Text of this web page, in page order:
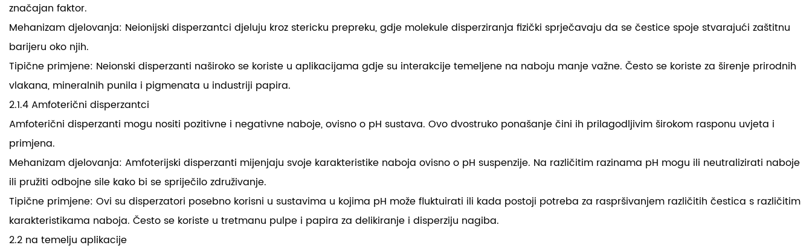
značajan faktor.
Mehanizam djelovanja: Neionijski disperzantci djeluju kroz stericku prepreku, gdje molekule disperziranja fizički sprječavaju da se čestice spoje stvarajući zaštitnu
barijeru oko njih.
Tipične primjene: Neionski disperzanti naširoko se koriste u aplikacijama gdje su interakcije temeljene na naboju manje važne. Često se koriste za širenje prirodnih
vlakana, mineralnih punila i pigmenata u industriji papira.
2.1.4 Amfoterični disperzantci
Amfoterični disperzanti mogu nositi pozitivne i negativne naboje, ovisno o pH sustava. Ovo dvostruko ponašanje čini ih prilagodljivim širokom rasponu uvjeta i
primjena.
Mehanizam djelovanja: Amfoterijski disperzanti mijenjaju svoje karakteristike naboja ovisno o pH suspenzije. Na različitim razinama pH mogu ili neutralizirati naboje
ili pružiti odbojne sile kako bi se spriječilo združivanje.
Tipične primjene: Ovi su disperzatori posebno korisni u sustavima u kojima pH može fluktuirati ili kada postoji potreba za raspršivanjem različitih čestica s različitim
karakteristikama naboja. Često se koriste u tretmanu pulpe i papira za delikiranje i disperziju nagiba.
2.2 na temelju aplikacije